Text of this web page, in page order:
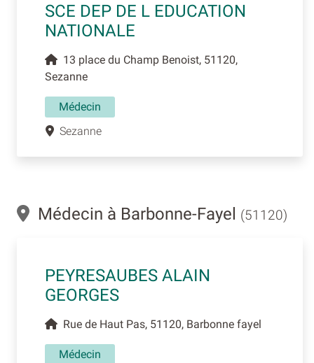
SCE DEP DE L EDUCATION
NATIONALE
13 place du Champ Benoist, 51120,
Sezanne
Médecin
Sezanne
Médecin à Barbonne-Fayel (51120)
PEYRESAUBES ALAIN
GEORGES
Rue de Haut Pas, 51120, Barbonne fayel
Médecin